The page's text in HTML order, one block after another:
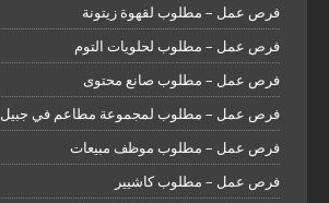
فرص عمل – مطلوب لقهوة زيتونة
فرص عمل – مطلوب لحلويات التوم
فرص عمل – مطلوب صانع محتوى
فرص عمل – مطلوب لمجموعة مطاعم في جبيل
فرص عمل – مطلوب موظف مبيعات
فرص عمل – مطلوب كاشيير